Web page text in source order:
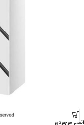
اتمام موجودی